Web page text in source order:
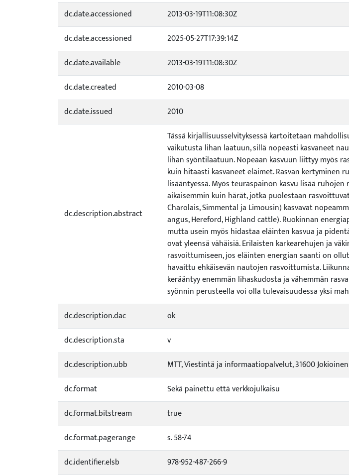
dc.date.accessioned
2013-03-19T11:08:30Z
dc.date.accessioned
2025-05-27T17:39:14Z
dc.date.available
2013-03-19T11:08:30Z
dc.date.created
2010-03-08
dc.date.issued
2010
dc.description.abstract
Tässä kirjallisuusselvityksessä kartoitetaan
vaikutusta lihan laatuun, sillä nopeasti kasvaneet
lihan syöntilaatuun. Nopeaan kasvuun liittyy myös
kuin hitaasti kasvaneet eläimet. Rasvan kertyminen
lisääntyessä. Myös teuraspainon kasvu lisää
aikaisemmin kuin härät, jotka puolestaan
Charolais, Simmental ja Limousin) kasvavat
angus, Hereford, Highland cattle). Ruokinnan
mutta usein myös hidastaa eläinten kasvua ja
ovat yleensä vähäisiä. Erilaisten karkearehujen ja
rasvoittumiseen, jos eläinten energian saanti on
havaittu ehkäisevän nautojen rasvoittumista.
kerääntyy enemmän lihaskudosta ja vähemmän
syönnin perusteella voi olla tulevaisuudessa yksi
dc.description.dac ok
dc.description.sta
v
dc.description.ubb
MTT, Viestintä ja informaatiopalvelut, 31600 Jokioinen
dc.format
Sekä painettu että verkkojulkaisu
dc.format.bitstream
true
dc.format.pagerange
s. 58-74
dc.identifier.elsb
978-952-487-266-9